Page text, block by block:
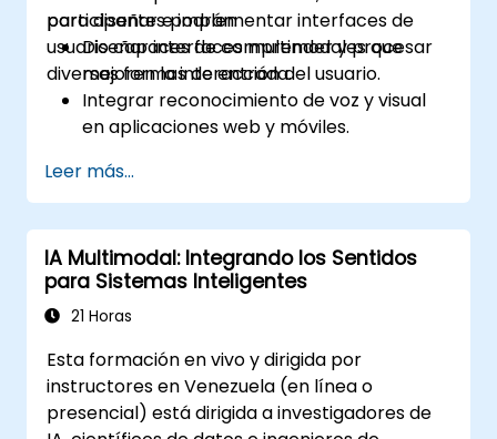
para diseñar e implementar interfaces de
usuario capaces de comprender y procesar
diversas formas de entrada.
participantes podrán:
Diseñar interfaces multimodales que
mejoren la interacción del usuario.
Integrar reconocimiento de voz y visual
en aplicaciones web y móviles.
interfaces de usuario (UI) adaptativas y
responsivas.
Comprender las consideraciones éticas
sobre la recolección y procesamiento de
datos del usuario.
Leer más...
IA Multimodal: Integrando los Sentidos
para Sistemas Inteligentes
21 Horas
Esta formación en vivo y dirigida por
instructores en Venezuela (en línea o
presencial) está dirigida a investigadores de